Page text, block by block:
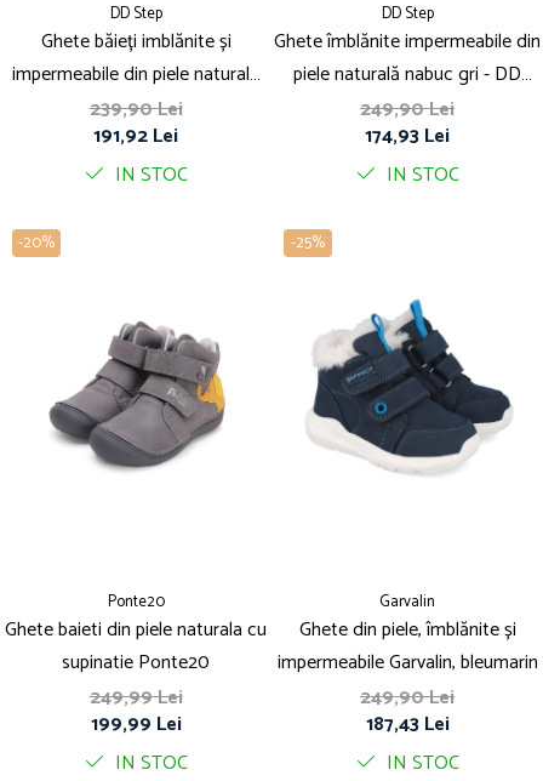
DD Step
Ghete băieți imblănite și
impermeabile din piele naturală
barefoot - DD step
239,90 Lei
191,92 Lei
IN STOC
DD Step
Ghete îmblănite impermeabile din
piele naturală nabuc gri - DD
Step
249,90 Lei
174,93 Lei
IN STOC
-20%
Ponte20
Ghete baieti din piele naturala cu
supinatie Ponte20
249,99 Lei
199,99 Lei
IN STOC
-25%
Garvalin
Ghete din piele, îmblănite și
impermeabile Garvalin, bleumarin
249,90 Lei
187,43 Lei
IN STOC